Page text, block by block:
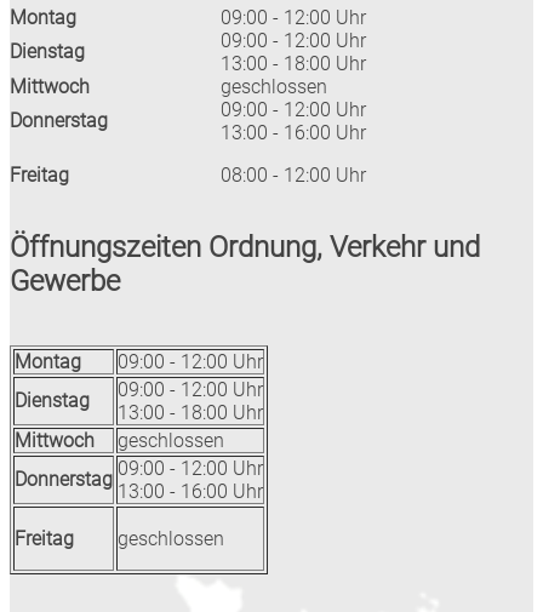
Montag
09:00 - 12:00 Uhr
Dienstag
09:00 - 12:00 Uhr
13:00 - 18:00 Uhr
Mittwoch
geschlossen
Donnerstag
09:00 - 12:00 Uhr
13:00 - 16:00 Uhr
Freitag
08:00 - 12:00 Uhr
Öffnungszeiten Ordnung, Verkehr und
Gewerbe
Montag
09:00 - 12:00 Uhr
Dienstag
09:00 - 12:00 Uhr
13:00 - 18:00 Uhr
Mittwoch
geschlossen
Donnerstag 09:00 - 12:00 Uhr
13:00 - 16:00 Uhr
Freitag geschlossen